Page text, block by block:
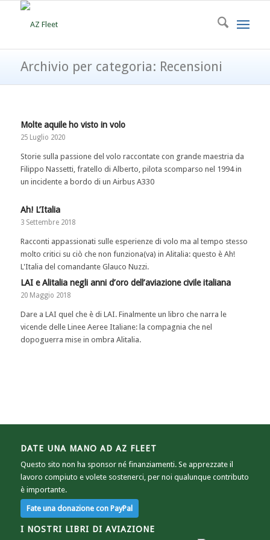
Archivio per categoria: Recensioni
Molte aquile ho visto in volo
25 Luglio 2020
Storie sulla passione del volo raccontate con grande maestria da
Filippo Nassetti, fratello di Alberto, pilota scomparso nel 1994 in
un incidente a bordo di un Airbus A330
Ah! L’Italia
3 Settembre 2018
Racconti appassionati sulle esperienze di volo ma al tempo stesso
molto critici su ciò che non funziona(va) in Alitalia: questo è Ah!
L'Italia del comandante Glauco Nuzzi.
LAI e Alitalia negli anni d’oro dell’aviazione civile italiana
20 Maggio 2018
Dare a LAI quel che è di LAI. Finalmente un libro che narra le
vicende delle Linee Aeree Italiane: la compagnia che nel
dopoguerra mise in ombra Alitalia.
DATE UNA MANO AD AZ FLEET
Questo sito non ha sponsor né finanziamenti. Se apprezzate il
lavoro compiuto e volete sostenerci, per noi qualunque contributo
è importante.
I NOSTRI LIBRI DI AVIAZIONE